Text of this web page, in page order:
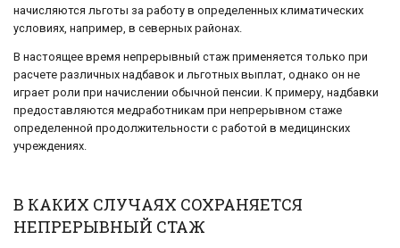
начисляются льготы за работу в определенных климатических
условиях, например, в северных районах.
В настоящее время непрерывный стаж применяется только при
расчете различных надбавок и льготных выплат, однако он не
играет роли при начислении обычной пенсии. К примеру, надбавки
предоставляются медработникам при непрерывном стаже
определенной продолжительности с работой в медицинских
учреждениях.
В КАКИХ СЛУЧАЯХ СОХРАНЯЕТСЯ
НЕПРЕРЫВНЫЙ СТАЖ